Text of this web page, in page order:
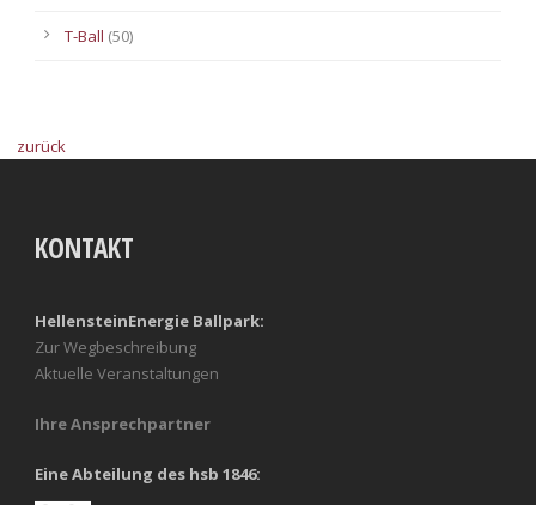
T-Ball (50)
zurück
KONTAKT
HellensteinEnergie Ballpark:
Zur Wegbeschreibung
Aktuelle Veranstaltungen
Ihre Ansprechpartner
Eine Abteilung des hsb 1846: